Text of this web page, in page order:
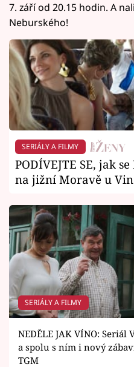
7. září od 20.15 hodin. A
Neburského!
SERIÁLY A FILMY
PODÍVEJTE SE, jak
na jižní Moravě u
SERIÁLY A FILMY
NEDĚLE JAK VÍNO: Seriál
a spolu s ním i nový
TGM